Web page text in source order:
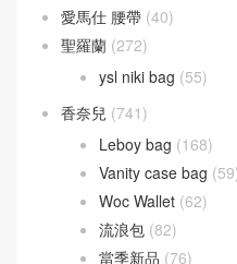
愛馬仕 腰帶 (40)
聖羅蘭 (272)
ysl niki bag (55)
香奈兒 (741)
Leboy bag (168)
Vanity case bag
Woc Wallet (62)
流浪包 (82)
當季新品 (76)